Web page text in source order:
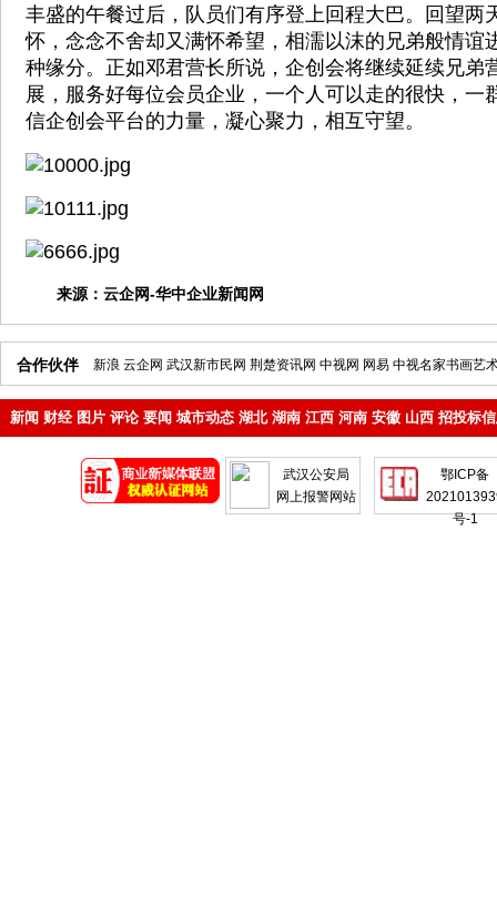
丰盛的午餐过后，队员们有序登上回程大巴。回望两
怀，念念不舍却又满怀希望，相濡以沫的兄弟般情谊
种缘分。正如邓君营长所说，企创会将继续延续兄弟
展，服务好每位会员企业，一个人可以走的很快，一
信企创会平台的力量，凝心聚力，相互守望。
来源： 云企网-华中企业新闻网
合作伙伴 新浪 云企网 武汉新市民网 荆楚资讯网 中视网 网易 中视名家书画艺
新闻 财经 图片 评论 要闻 城市动态 湖北 湖南 江西 河南 安徽 山西 招投标
武汉公安局
网上报警网站
鄂ICP备
号-1